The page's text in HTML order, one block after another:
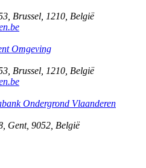
Brussel 1210 België
Omgeving
Brussel 1210 België
Ondergrond Vlaanderen
Gent, 9052 België